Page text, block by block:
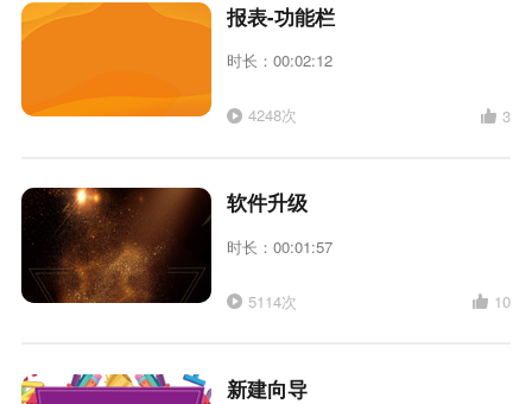
报表-功能栏
时长：00:02:12
4248次 3
软件升级
时长：00:01:57
5114次 10
新建向导